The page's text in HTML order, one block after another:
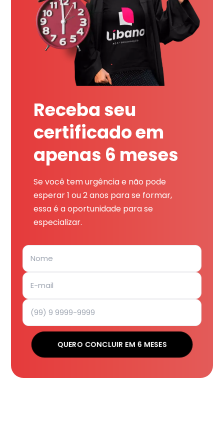
Receba seu
certificado em
apenas 6 meses
Se você tem urgência e não pode
esperar 1 ou 2 anos para se formar,
essa é a oportunidade para se
especializar.
QUERO CONCLUIR EM 6 MESES